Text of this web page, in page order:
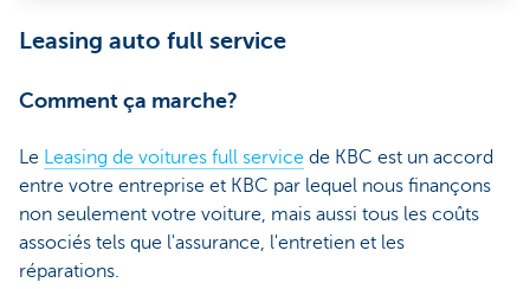
Leasing auto full service
Comment ça marche?
Le Leasing de voitures full service de KBC est un accord
entre votre entreprise et KBC par lequel nous finançons
non seulement votre voiture, mais aussi tous les coûts
associés tels que l'assurance, l'entretien et les
réparations.